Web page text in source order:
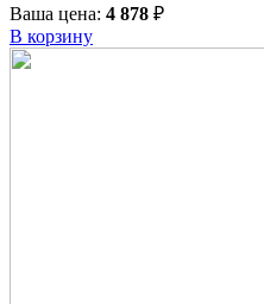
Ваша цена: 4 878 ₽
В корзину